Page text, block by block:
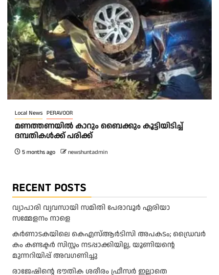
Local News PERAVOOR
മണത്തണയിൽ കാറും ബൈക്കും കൂട്ടിയിടിച്ച്
ദമ്പതികൾക്ക് പരിക്ക്
5 months ago newshuntadmin
RECENT POSTS
വ്യാപാരി വ്യവസായി സമിതി പേരാവൂർ ഏരിയാ
സമ്മേളനം നാളെ
കര്‍ണാടകയിലെ കെഎസ്ആര്‍ടിസി അപകടം; ഡ്രൈവര്‍
കം കണ്ടക്ടര്‍ സിസ്റ്റം നടപ്പാക്കിയില്ല, യൂണിയന്റെ
മുന്നറിയിപ്പ് അവഗണിച്ചു
രാജേഷിന്റെ ഭൗതിക ശരീരം ഫ്രീസർ ഇല്ലാതെ